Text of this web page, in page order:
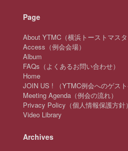
Page
About YTMC（横浜トーストマスタ
Access（例会会場）
Album
FAQs（よくあるお問い合わせ）
Home
JOIN US ! （YTMC例会へのゲスト
Meeting Agenda（例会の流れ）
Privacy Policy（個人情報保護方針）
Video Library
Archives